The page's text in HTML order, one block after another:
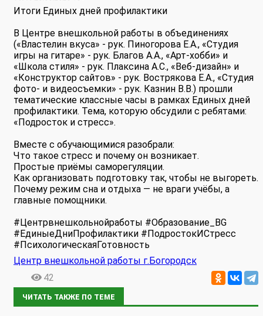
Итоги Единых дней профилактики
В Центре внешкольной работы в объединениях
(«Властелин вкуса» - рук. Пиногорова Е.А., «Студия
игры на гитаре» - рук. Благов А.А., «Арт-хобби» и
«Школа стиля» - рук. Плаксина А.С., «Веб-дизайн» и
«Конструктор сайтов» - рук. Вострякова Е.А., «Студия
фото- и видеосъемки» - рук. Казнин В.В.) прошли
тематические классные часы в рамках Единых дней
профилактики. Тема, которую обсудили с ребятами:
«Подросток и стресс».
Вместе с обучающимися разобрали:
Что такое стресс и почему он возникает.
Простые приёмы саморегуляции.
Как организовать подготовку так, чтобы не выгореть.
Почему режим сна и отдыха — не враги учёбы, а
главные помощники.
#Центрвнешкольнойработы #Образование_BG
#ЕдиныеДниПрофилактики #ПодростокИСтресс
#ПсихологическаяГотовность
Центр внешкольной работы г.Богородск
42
ЧИТАТЬ ТАКЖЕ ПО ТЕМЕ